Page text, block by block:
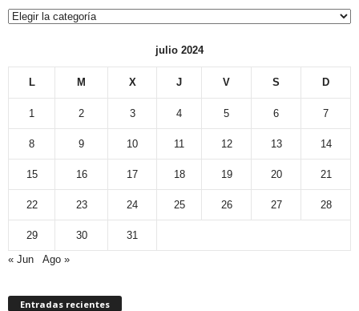
Categorías
julio 2024
L M X J V S D
1 2 3 4 5 6 7
8 9 10 11 12 13 14
15 16 17 18 19 20 21
22 23 24 25 26 27 28
29 30
31
« Jun
Ago »
Entradas recientes